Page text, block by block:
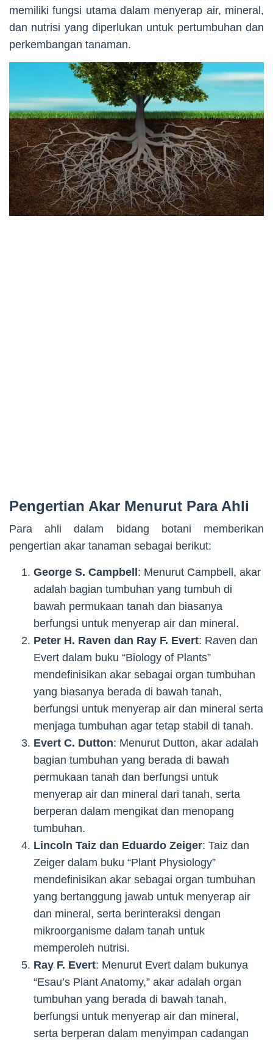
memiliki fungsi utama dalam menyerap air, mineral,
dan nutrisi yang diperlukan untuk pertumbuhan dan
perkembangan tanaman.
Pengertian Akar Menurut Para Ahli
Para ahli dalam bidang botani memberikan
pengertian akar tanaman sebagai berikut:
George S. Campbell : Menurut Campbell, akar
adalah bagian tumbuhan yang tumbuh di
bawah permukaan tanah dan biasanya
berfungsi untuk menyerap air dan mineral.
Peter H. Raven dan Ray F. Evert: Raven dan
Evert dalam buku “Biology of Plants”
mendefinisikan akar sebagai organ tumbuhan
yang biasanya berada di bawah tanah,
berfungsi untuk menyerap air dan mineral serta
menjaga tumbuhan agar tetap stabil di tanah.
Evert C. Dutton: Menurut Dutton, akar adalah
bagian tumbuhan yang berada di bawah
permukaan tanah dan berfungsi untuk
menyerap air dan mineral dari tanah, serta
berperan dalam mengikat dan menopang
tumbuhan.
Lincoln Taiz dan Eduardo Zeiger: Taiz dan
Zeiger dalam buku “Plant Physiology”
mendefinisikan akar sebagai organ tumbuhan
yang bertanggung jawab untuk menyerap air
dan mineral, serta berinteraksi dengan
mikroorganisme dalam tanah untuk
memperoleh nutrisi.
Ray F. Evert: Menurut Evert dalam bukunya
“Esau’s Plant Anatomy,” akar adalah organ
tumbuhan yang berada di bawah tanah,
berfungsi untuk menyerap air dan mineral,
serta berperan dalam menyimpan cadangan